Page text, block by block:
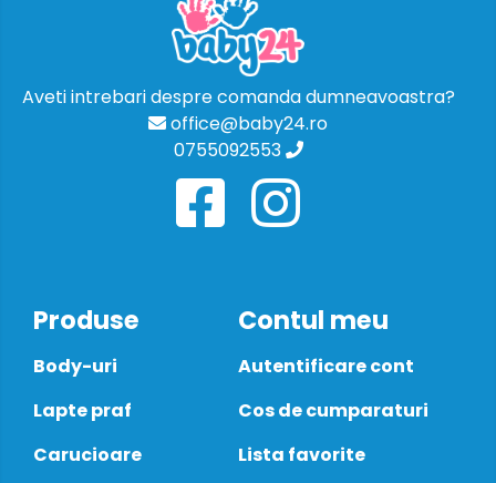
Aveti intrebari despre comanda dumneavoastra?
office@baby24.ro
0755092553
Produse
Body-uri
Lapte praf
Carucioare
Contul meu
Autentificare cont
Cos de cumparaturi
Lista favorite